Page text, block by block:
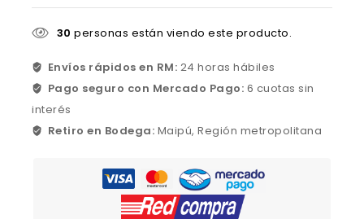
30 personas están viendo este producto.
Envíos rápidos en RM: 24 horas hábiles
Pago seguro con Mercado Pago: 6 cuotas sin
interés
Retiro en Bodega: Maipú, Región metropolitana